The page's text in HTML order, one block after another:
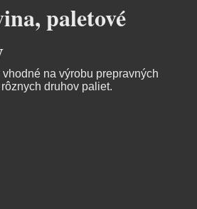
paletové
na výrobu prepravných
druhov paliet.